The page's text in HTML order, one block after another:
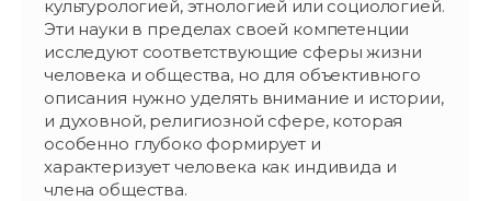
культурологией, этнологией или социологией.
Эти науки в пределах своей компетенции
исследуют соответствующие сферы жизни
человека и общества, но для объективного
описания нужно уделять внимание и истории,
и духовной, религиозной сфере, которая
особенно глубоко формирует и
характеризует человека как индивида и
члена общества.